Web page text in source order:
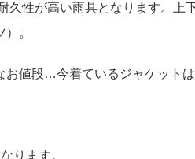
久性が高い雨具となります。
。
お値段…今着ているジャケット
ります。